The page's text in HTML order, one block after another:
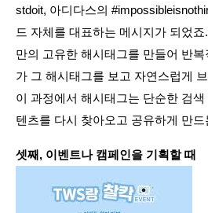
stdoit, 아디다스의
드 자체를 대표하는 메시지가 되었
만의 고유한 해시태그를 만들어 반
가 그 해시태그를 보고 자연스럽게
이 과정에서 해시태그는 단순한 검
텐츠를 다시 찾아오고 공유하게 만